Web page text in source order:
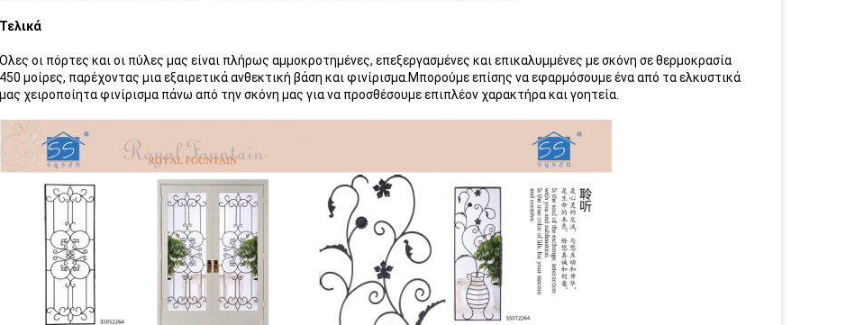
Τελικά
Όλες οι πόρτες και οι πύλες μας είναι πλήρως αμμοκροτημένες, επεξεργασμένες και επικαλυμμένες με σκόνη σε θερμοκρασία
450 μοίρες, παρέχοντας μια εξαιρετικά ανθεκτική βάση και φινίρισμα.Μπορούμε επίσης να εφαρμόσουμε ένα από τα ελκυστικά
μας χειροποίητα φινίρισμα πάνω από την σκόνη μας για να προσθέσουμε επιπλέον χαρακτήρα και γοητεία.